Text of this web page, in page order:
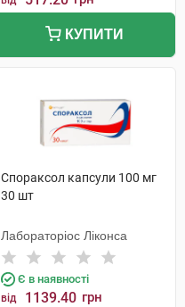
КУПИТИ
Спораксол капсули 100 мг
30 шт
Лабораторіос Ліконса
Є в наявності
від 1139.40 грн